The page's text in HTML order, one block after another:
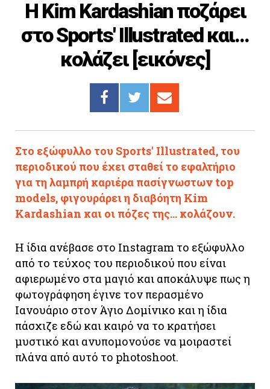
ΣΥΝΔΕΣΜΟΙ
H Kim Kardashian ποζάρει
στο Sports' Illustrated και...
κολάζει [εικόνες]
Στο εξώφυλλο του Sports' Illustrated, του
περιοδικού που έχει σταθεί το εφαλτήριο
για τη λαμπρή καριέρα πασίγνωστων top
models, φιγουράρει η διαβόητη Kim
Kardashian και οι πόζες της... κολάζουν.
Η ίδια ανέβασε στο Instagram το εξώφυλλο
από το τεύχος του περιοδικού που είναι
αφιερωμένο στα μαγιό και αποκάλυψε πως η
φωτογράφηση έγινε τον περασμένο
Ιανουάριο στον Άγιο Δομίνικο και η ίδια
πάσχιζε εδώ και καιρό να το κρατήσει
μυστικό και ανυπομονούσε να μοιραστεί
πλάνα από αυτό το photoshoot.